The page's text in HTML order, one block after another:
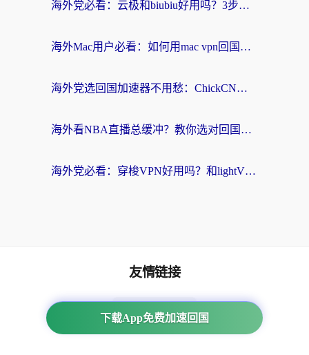
海外党必看：云极和biubiu好用吗？3步选对回国加速器，无缝刷国内剧玩手游
海外Mac用户必看：如何用mac vpn回国实现无缝刷国内剧玩国服？
海外党选回国加速器不用愁：ChickCN和SpeedCN好用吗？实测对比+避坑指南
海外看NBA直播总缓冲？教你选对回国加速器，无缝看球还能刷国内剧
海外党必看：穿梭VPN好用吗？和lightVPN对比哪个回国效果更好？附真实体验与选择指南
下载App免费加速回国
友情链接
海外回国加速器